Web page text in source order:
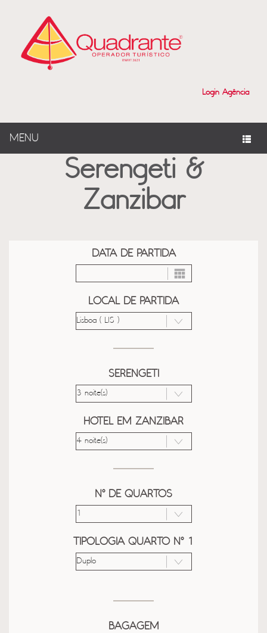
Login Agência
MENU
Serengeti &
Zanzibar
DATA DE PARTIDA
LOCAL DE PARTIDA
SERENGETI
HOTEL EM ZANZIBAR
Nº DE QUARTOS
TIPOLOGIA QUARTO Nº 1
BAGAGEM